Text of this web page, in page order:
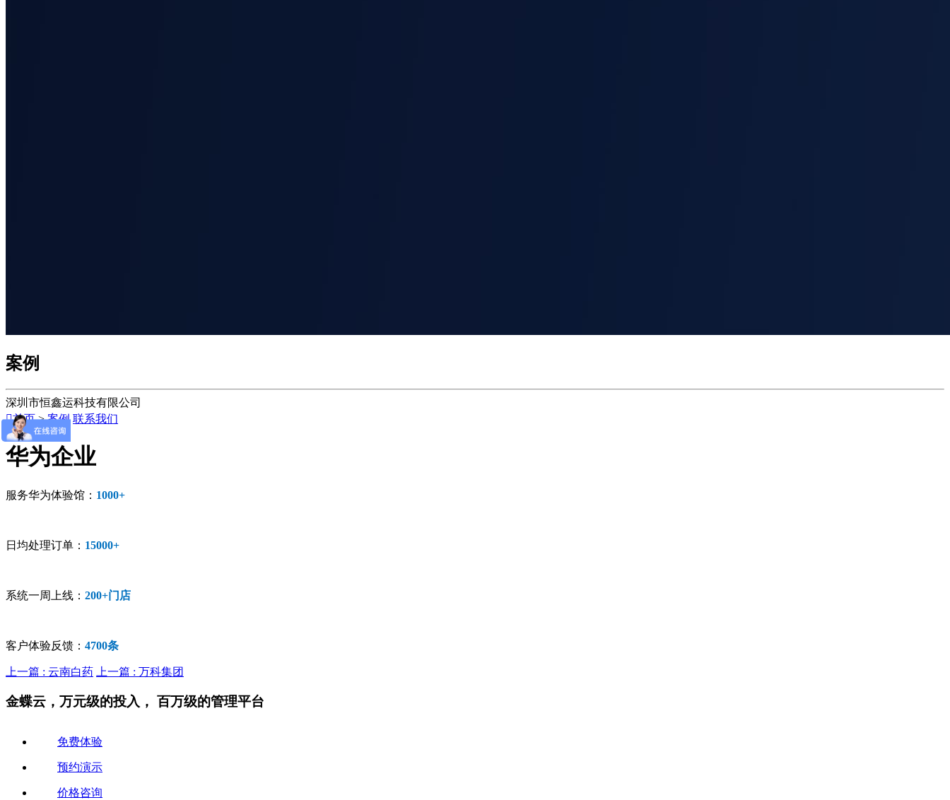
案例
深圳市恒鑫运科技有限公司
首页>案例 联系我们
华为企业
服务华为体验馆： 1000+
日均处理订单： 15000+
系统一周上线： 200+门店
客户体验反馈： 4700条
上一篇 : 云南白药 上一篇 : 万科集团
金蝶云，万元级的投入， 百万级的管理平台
免费体验
预约演示
价格咨询